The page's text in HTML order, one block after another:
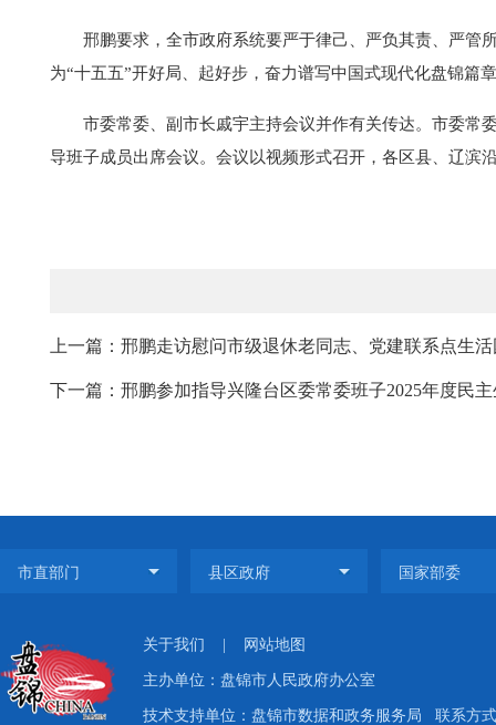
邢鹏要求，全市政府系统要严于律己、严负其责、严管
为“十五五”开好局、起好步，奋力谱写中国式现代化盘锦篇
市委常委、副市长戚宇主持会议并作有关传达。市委常
导班子成员出席会议。会议以视频形式召开，各区县、辽滨
上一篇：邢鹏走访慰问市级退休老同志、党建联系点生
下一篇：邢鹏参加指导兴隆台区委常委班子2025年度民
关于我们 网站地图
主办单位：盘锦市人民政府办公室
技术支持单位：盘锦市数据和政务服务局 联系方